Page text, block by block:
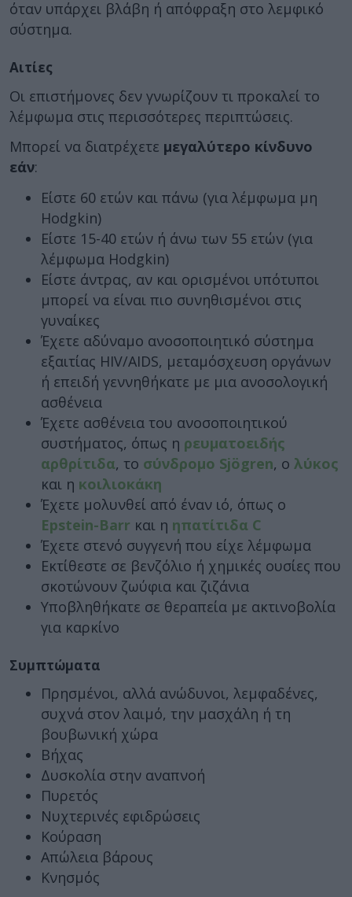
όταν υπάρχει βλάβη ή απόφραξη στο λεμφικό
σύστημα.
Αιτίες
Οι επιστήμονες δεν γνωρίζουν τι προκαλεί το
λέμφωμα στις περισσότερες περιπτώσεις.
Μπορεί να διατρέχετε μεγαλύτερο κίνδυνο
εάν:
Είστε 60 ετών και πάνω (για λέμφωμα μη
Hodgkin)
Είστε 15-40 ετών ή άνω των 55 ετών (για
λέμφωμα Hodgkin)
Είστε άντρας, αν και ορισμένοι υπότυποι
μπορεί να είναι πιο συνηθισμένοι στις
γυναίκες
Έχετε αδύναμο ανοσοποιητικό σύστημα
εξαιτίας HIV/AIDS, μεταμόσχευση οργάνων
ή επειδή γεννηθήκατε με μια ανοσολογική
ασθένεια
Έχετε ασθένεια του ανοσοποιητικού
συστήματος, όπως η ρευματοειδής
αρθρίτιδα, το σύνδρομο Sjögren, ο λύκος
και η κοιλιοκάκη
Έχετε μολυνθεί από έναν ιό, όπως ο
Epstein-Barr και η ηπατίτιδα C
Έχετε στενό συγγενή που είχε λέμφωμα
Εκτίθεστε σε βενζόλιο ή χημικές ουσίες που
σκοτώνουν ζωύφια και ζιζάνια
Υποβληθήκατε σε θεραπεία με ακτινοβολία
για καρκίνο
Συμπτώματα
Πρησμένοι, αλλά ανώδυνοι, λεμφαδένες,
συχνά στον λαιμό, την μασχάλη ή τη
βουβωνική χώρα
Βήχας
Δυσκολία στην αναπνοή
Πυρετός
Νυχτερινές εφιδρώσεις
Κούραση
Απώλεια βάρους
Κνησμός